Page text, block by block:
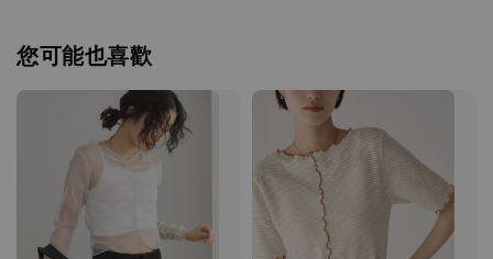
您可能也喜歡